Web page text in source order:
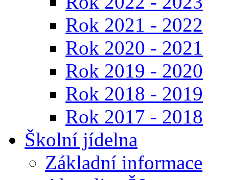
Rok 2021 - 2022
Rok 2020 - 2021
Rok 2019 - 2020
Rok 2018 - 2019
Rok 2017 - 2018
Školní jídelna
Základní informace